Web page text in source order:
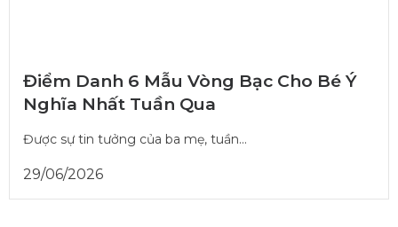
Điểm Danh 6 Mẫu Vòng Bạc Cho Bé Ý
Nghĩa Nhất Tuần Qua
Được sự tin tưởng của ba mẹ, tuần...
29/06/2026